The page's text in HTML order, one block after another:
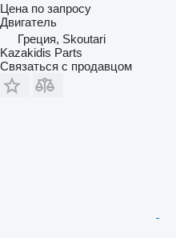
Цена по запросу
Двигатель
Греция, Skoutari
Kazakidis Parts
Связаться с продавцом